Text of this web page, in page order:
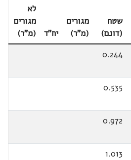
שטח
(דונם)
מגורים
(מ"ר)
יח"ד
לא
מגורים
(מ"ר)
0.244
0.535
0.972
1.013